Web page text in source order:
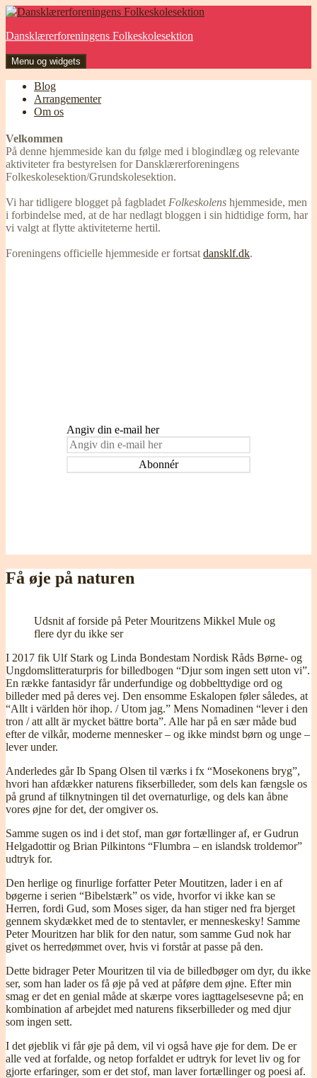
Hop
indhold
Dansklærerforeningens Folkeskolesektion
Menu og widgets
Blog
Arrangementer
Om os
Velkommen
På denne hjemmeside kan du følge med i blogindlæg og relevante
aktiviteter fra bestyrelsen for Dansklærerforeningens
Folkeskolesektion/Grundskolesektion.
Vi har tidligere blogget på fagbladet Folkeskolens hjemmeside, men
i forbindelse med, at de har nedlagt bloggen i sin hidtidige form, har
vi valgt at flytte aktiviteterne hertil.
Foreningens officielle hjemmeside er fortsat dansklf.dk.
Angiv din e-mail her
Få øje på naturen
Udsnit af forside på Peter Mouritzens Mikkel Mule og
flere dyr du ikke ser
I 2017 fik Ulf Stark og Linda Bondestam Nordisk Råds Børne- og
Ungdomslitteraturpris for billedbogen “Djur som ingen sett uton vi”.
En række fantasidyr får underfundige og dobbelttydige ord og
billeder med på deres vej. Den ensomme Eskalopen føler således, at
“Allt i världen hör ihop. / Utom jag.” Mens Nomadinen “lever i den
tron / att allt är mycket bättre borta”. Alle har på en sær måde bud
efter de vilkår, moderne mennesker – og ikke mindst børn og unge –
lever under.
Anderledes går Ib Spang Olsen til værks i fx “Mosekonens bryg”,
hvori han afdækker naturens fikserbilleder, som dels kan fængsle os
på grund af tilknytningen til det overnaturlige, og dels kan åbne
vores øjne for det, der omgiver os.
Samme sugen os ind i det stof, man gør fortællinger af, er Gudrun
Helgadottir og Brian Pilkintons “Flumbra – en islandsk troldemor”
udtryk for.
Den herlige og finurlige forfatter Peter Moutitzen, lader i en af
bøgerne i serien “Bibelstærk” os vide, hvorfor vi ikke kan se
Herren, fordi Gud, som Moses siger, da han stiger ned fra bjerget
gennem skydækket med de to stentavler, er menneskesky! Samme
Peter Mouritzen har blik for den natur, som samme Gud nok har
givet os herredømmet over, hvis vi forstår at passe på den.
Dette bidrager Peter Mouritzen til via de billedbøger om dyr, du ikke
ser, som han lader os få øje på ved at påføre dem øjne. Efter min
smag er det en genial måde at skærpe vores iagttagelsesevne på; en
kombination af arbejdet med naturens fikserbilleder og med djur
som ingen sett.
I det øjeblik vi får øje på dem, vil vi også have øje for dem. De er
alle ved at forfalde, og netop forfaldet er udtryk for levet liv og for
gjorte erfaringer, som er det stof, man laver fortællinger og poesi af.